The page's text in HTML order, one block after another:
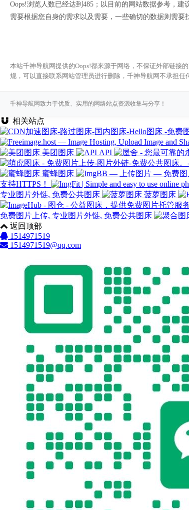
Oops!浏览人数已经达到485；以目前的网站数据参考，
需要根据您自身的需求以及需要，一些确切的数据则需要
本站千神导航网提供的Oops!都来源于网络，不保证外部链接
规，可以直接联系网站管理员进行删除，千神导航网不承担任
千神导航网致力于优质、实用的网络站点资源收集与分享！
相关站点
美团图床
API
蜜蜂图床
支持HTTPS！
专业图片外链, 免费公共图床
菠萝图床
免费图片上传, 专业图片外链, 免费公共图床
返回顶部
1514971519
1514971519@qq.com